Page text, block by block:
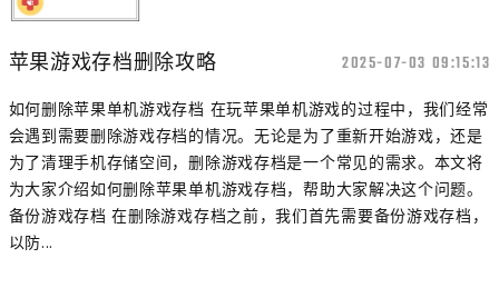
苹果游戏存档删除攻略 2025-07-03 09:15:13
如何删除苹果单机游戏存档 在玩苹果单机游戏的过程中，我们经常
会遇到需要删除游戏存档的情况。无论是为了重新开始游戏，还是
为了清理手机存储空间，删除游戏存档是一个常见的需求。本文将
为大家介绍如何删除苹果单机游戏存档，帮助大家解决这个问题。
备份游戏存档 在删除游戏存档之前，我们首先需要备份游戏存档，
以防...